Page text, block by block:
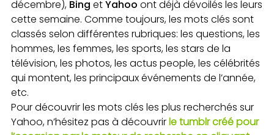
décembre), Bing etYahoo ont déjà dévoilés les leurs
cette semaine. Comme toujours, les mots clés sont
classés selon différentes rubriques: les questions, les
hommes, les femmes, les sports, les stars de la
télévision, les photos, les actus people, les célébrités
qui montent, les principaux événements de l’année,
etc.
Pour découvrir les mots clés les plus recherchés sur
Yahoo, n’hésitez pas à découvrirle tumblr créé pour